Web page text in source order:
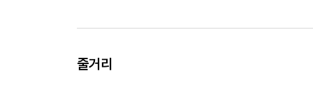
줄거리